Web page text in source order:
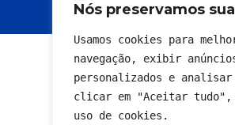
Nós preservamos
Usamos cookies para
navegação, exibir
personalizados e
clicar em "Aceitar tudo",
uso de cookies.
© 2022 - Todos os direitos